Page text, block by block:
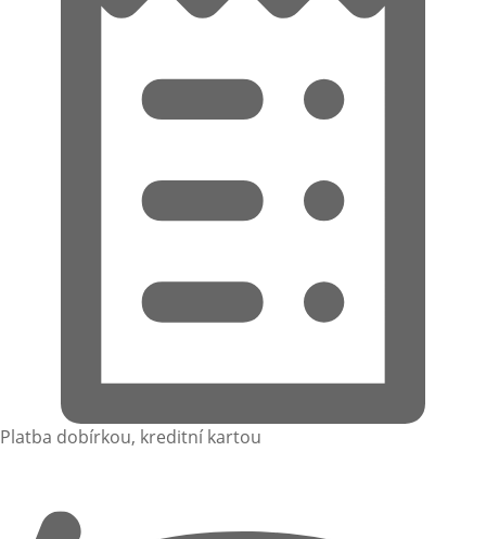
Platba dobírkou, kreditní kartou